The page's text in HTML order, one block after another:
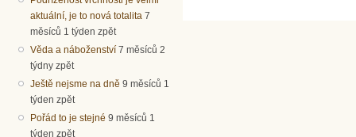
aktuální, je to nová totalita 7
měsíců 1 týden zpět
Věda a náboženství 7 měsíců 2
týdny zpět
Ještě nejsme na dně 9 měsíců 1
týden zpět
Pořád to je stejné 9 měsíců 1
týden zpět